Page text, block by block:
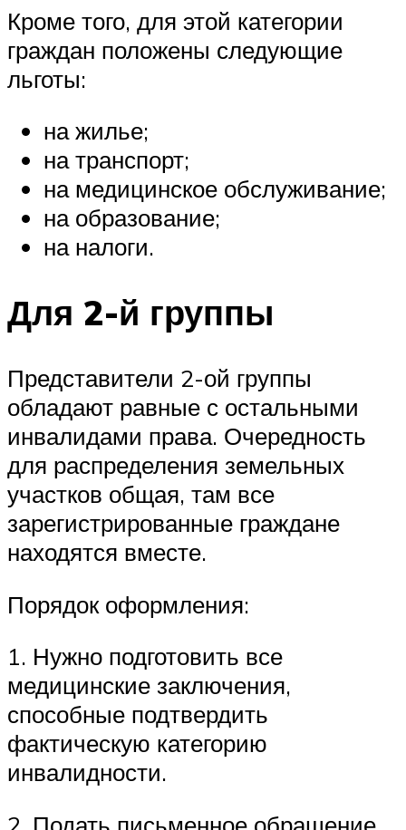
Кроме того, для этой категории
граждан положены следующие
льготы:
на жилье;
на транспорт;
на медицинское обслуживание;
на образование;
на налоги.
Для 2-й группы
Представители 2-ой группы
обладают равные с остальными
инвалидами права. Очередность
для распределения земельных
участков общая, там все
зарегистрированные граждане
находятся вместе.
Порядок оформления:
1. Нужно подготовить все
медицинские заключения,
способные подтвердить
фактическую категорию
инвалидности.